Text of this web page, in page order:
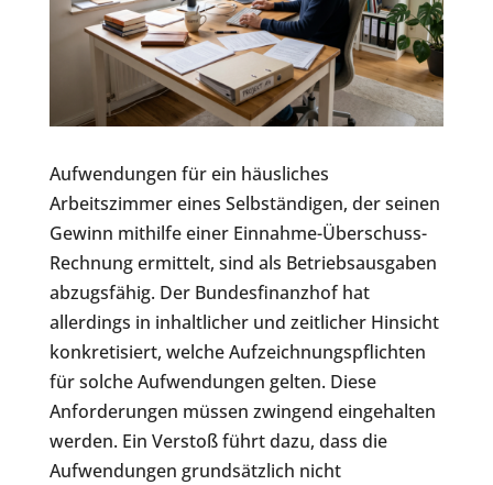
Aufwendungen für ein häusliches
Arbeitszimmer eines Selbständigen, der seinen
Gewinn mithilfe einer Einnahme-Überschuss-
Rechnung ermittelt, sind als Betriebsausgaben
abzugsfähig. Der Bundesfinanzhof hat
allerdings in inhaltlicher und zeitlicher Hinsicht
konkretisiert, welche Aufzeichnungspflichten
für solche Aufwendungen gelten. Diese
Anforderungen müssen zwingend eingehalten
werden. Ein Verstoß führt dazu, dass die
Aufwendungen grundsätzlich nicht